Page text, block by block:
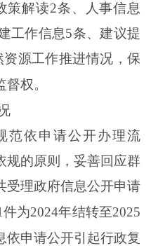
策解读2条、
人事信息
工作信息5条、建议提
源工作推进情况，保
权。
范依申请公开办理流
规的原则，妥善回应群
受理政府信息公开申请
件为2024年结转至2025
依申请公开引起行政复